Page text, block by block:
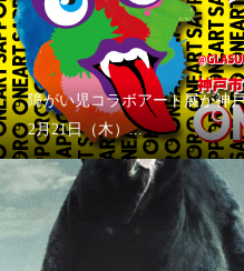
障がい児コラボアート展が神
2月21日（木）...